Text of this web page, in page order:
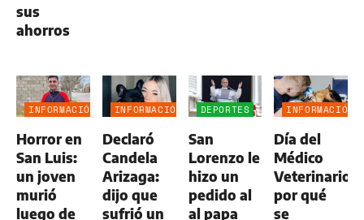
sus
ahorros
INFORMACIÓN
Horror en
San Luis:
un joven
murió
luego de
INFORMACIÓN
Declaró
Candela
Arizaga:
dijo que
sufrió un
DEPORTES
San
Lorenzo le
hizo un
pedido al
al papa
INFORMACIÓN
Día del
Médico
Veterinario:
por qué
se